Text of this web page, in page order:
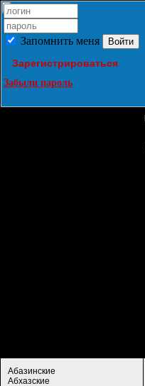
Запомнить меня
Зарегистрироваться
Забыли пароль
Абазинские
Абхазские